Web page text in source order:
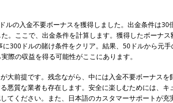
の入金不要ボーナスを獲得しました。出金条件は30
。ここで、出金条件を計算します。獲得したボーナ
300ドルの賭け条件をクリア。結果、50ドルから元
際の収益を得る可能性がここにあります。
が大前提です。残念ながら、中には入金不要ボーナスを
悪質な業者も存在します。安全に楽しむためには、キ
てください。また、日本語のカスタマーサポートが充